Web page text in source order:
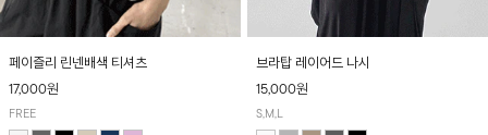
페이즐리 린넨배색 티셔츠
17,000원
FREE
브라탑 레이어드 나시
15,000원
S,M,L